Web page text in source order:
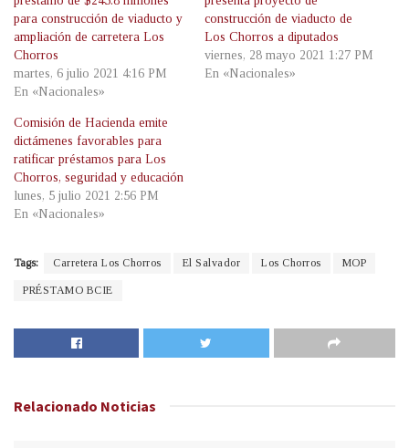
para construcción de viaducto y
ampliación de carretera Los
Chorros
martes, 6 julio 2021 4:16 PM
En «Nacionales»
construcción de viaducto de
Los Chorros a diputados
viernes, 28 mayo 2021 1:27 PM
En «Nacionales»
Comisión de Hacienda emite
dictámenes favorables para
ratificar préstamos para Los
Chorros, seguridad y educación
lunes, 5 julio 2021 2:56 PM
En «Nacionales»
Tags: Carretera Los Chorros El Salvador Los Chorros MOP
PRÉSTAMO BCIE
Relacionado Noticias